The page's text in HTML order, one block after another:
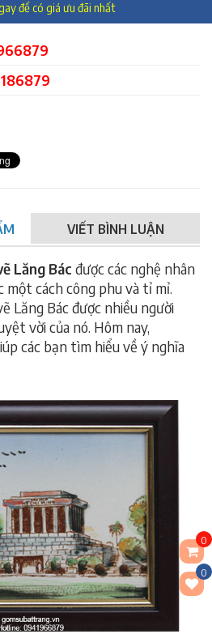
0
0
để có giá ưu đãi nhất
VIẾT BÌNH LUẬN
Lăng Bác được các nghệ nhân
một cách công phu và tỉ mỉ.
Lăng Bác được nhiều người
vời của nó. Hôm nay,
các bạn tìm hiểu về ý nghĩa